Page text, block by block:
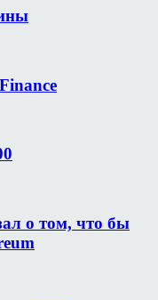
о том, что бы